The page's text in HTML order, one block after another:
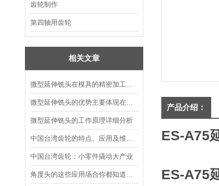
齿轮制作
第四轴用齿轮
相关文章
微型延伸铣头的工作原理详细分析
中国台湾齿轮：小零件撬动大产业
产品介绍：
ES-A75
ES-A75